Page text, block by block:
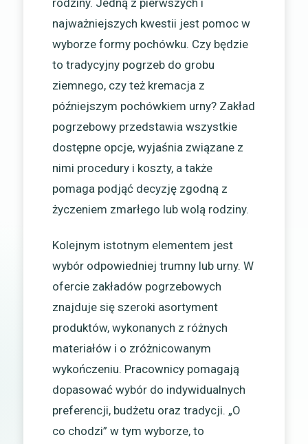
rodziny. Jedną z pierwszych i
najważniejszych kwestii jest pomoc w
wyborze formy pochówku. Czy będzie
to tradycyjny pogrzeb do grobu
ziemnego, czy też kremacja z
późniejszym pochówkiem urny? Zakład
pogrzebowy przedstawia wszystkie
dostępne opcje, wyjaśnia związane z
nimi procedury i koszty, a także
pomaga podjąć decyzję zgodną z
życzeniem zmarłego lub wolą rodziny.
Kolejnym istotnym elementem jest
wybór odpowiedniej trumny lub urny. W
ofercie zakładów pogrzebowych
znajduje się szeroki asortyment
produktów, wykonanych z różnych
materiałów i o zróżnicowanym
wykończeniu. Pracownicy pomagają
dopasować wybór do indywidualnych
preferencji, budżetu oraz tradycji. „O
co chodzi” w tym wyborze, to